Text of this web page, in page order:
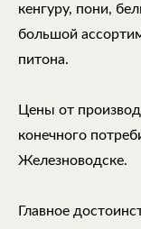
кенгуру, пони,
большой
питона.
Цены от
конечного
Железноводске.
Главное